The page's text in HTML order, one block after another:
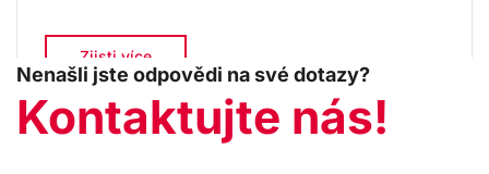
Zjisti více
Nenašli jste odpovědi na své dotazy?
Kontaktujte nás!